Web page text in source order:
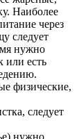
Наиболее
через
следует
нужно
или есть
физические,
следует
нужно